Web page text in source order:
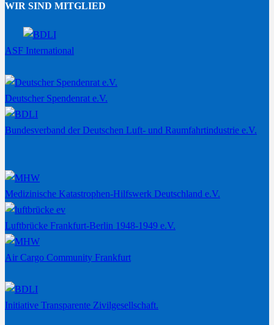
WIR SIND MITGLIED
ASF International
Deutscher Spendenrat e.V.
Bundesverband der Deutschen Luft- und Raumfahrtindustrie e.V.
Medizinische Katastrophen-Hilfswerk Deutschland e.V.
Luftbrücke Frankfurt-Berlin 1948-1949 e.V.
Air Cargo Community Frankfurt
Initiative Transparente Zivilgesellschaft.